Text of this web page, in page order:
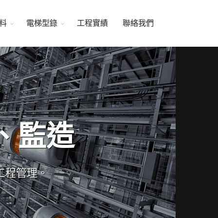
電梯型錄 工程實績 聯絡我們
監造
程管理。